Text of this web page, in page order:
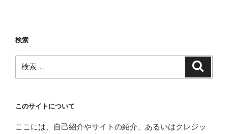
検索
索:
このサイトについて
ここには、自己紹介やサイトの紹介、あるいはクレジッ